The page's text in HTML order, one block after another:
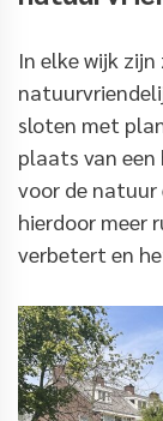
In elke wijk
sloten met
plaats van een
voor de natuur
hierdoor meer
verbetert en